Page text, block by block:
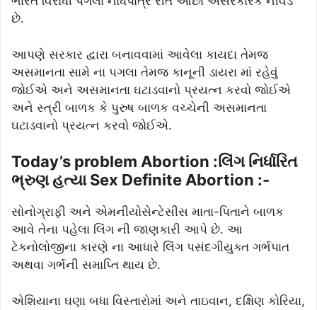
છે.
આપણે સરકાર દ્વારા બનાવવામાં આવેલા કાયદા તેમજ
અસમાનતા સામે ના પગલા તેમજ કાનૂની ડાયરા માં રહેવું
જોઈએ અને અસમાનતા ઘટાડવાનો પ્રયત્ન કરવો જોઈએ
અને સ્ત્રી બાળક કે પુરુષ બાળક વચ્ચેની અસમાનતા
ઘટાડવાનો પ્રયત્ન કરવો જોઈએ.
Today’s problem Abortion :લિંગ નિર્ધારિત
ભ્રુણ હત્યા Sex Definite Abortion :-
સોનોગ્રાફી અને એમનીયોસેન્ટેસીસ માતા-પિતાને બાળક
આવે તેના પહેલા લિંગ ની જાણકારી આપે છે. આ
ટેક્નોલોજીના કારણે ના આધારે લિંગ પસંદગીયુક્ત ગર્ભપાત
અથવા ગર્ભની સમાપ્તિ થાય છે.
એશિયાના ઘણા બધા વિસ્તારોમાં અને તાઇવાન, દક્ષિણ કોરિયા,